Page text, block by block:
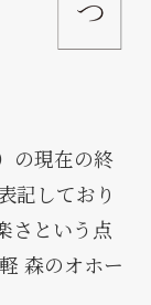
の現在の終
記しており
さという点
森のオホー